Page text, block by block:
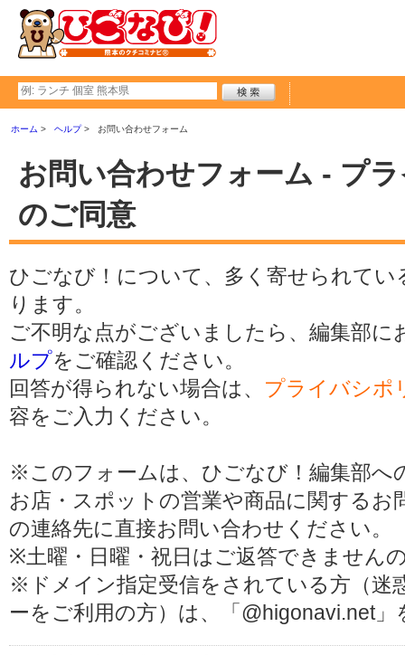
ホーム ヘルプ お問い合わせフォーム
お問い合わせフォーム - プ
のご同意
ひごなび！について、多く寄せられてい
ります。
ご不明な点がございましたら、編集部
ルプをご確認ください。
回答が得られない場合は、 プライバシポ
容をご入力ください。
※このフォームは、ひごなび！編集部へ
お店・スポットの営業や商品に関する
の連絡先に直接お問い合わせください。
※土曜・日曜・祝日はご返答できません
※ドメイン指定受信をされている方（迷
ーをご利用の方）は、「@higonavi.net